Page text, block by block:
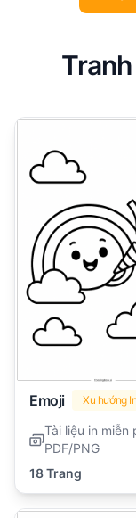
Emoji Xu hướng
Tài liệu in miễn
PDF/PNG
18 Trang